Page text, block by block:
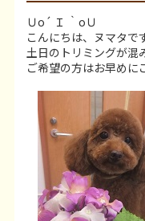
Ｕo´ Ｉ ｀oＵ
こんにちは、ヌマタで
土日のトリミングが混
ご希望の方はお早め